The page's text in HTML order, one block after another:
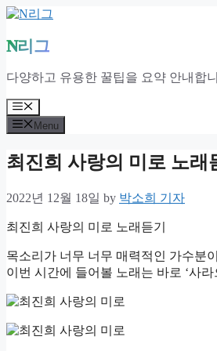
Skip
content
N리그
다양하고 유용한 꿀팁을 요약 안내합
Menu
Menu
최진희 사랑의 미로 노래
2022년 12월 18일 by 박소희 기자
최진희 사랑의 미로 노래듣기
목소리가 너무 너무 매력적인 가수분
이번 시간에 들어볼 노래는 바로 ‘사